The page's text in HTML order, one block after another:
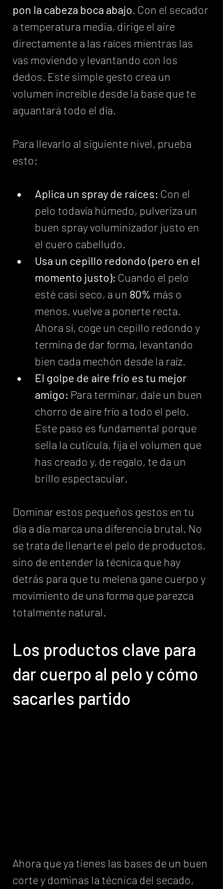
pon la cabeza boca abajo . Con el secador
a temperatura media, dirige el aire
directamente a las raíces mientras las
vas moviendo y levantando con los
dedos. Este simple gesto crea un
volumen increíble desde la base que te
aguantará todo el día.
Para llevarlo al siguiente nivel, prueba
esto:
Aplica un spray de raíces: Con el
pelo todavía húmedo, pulveriza un
buen spray voluminizador justo en
el cuero cabelludo.
Usa un cepillo redondo (pero en el
momento justo): Cuando el pelo
esté casi seco, a un 80% más o
menos, vuelve a ponerte recta.
Ahora sí, coge un cepillo redondo y
termina de dar forma, levantando
bien cada mechón desde la raíz.
El golpe de aire frío es tu mejor
amigo: Para terminar, dale un buen
chorro de aire frío a todo el pelo.
Este paso es fundamental porque
sella la cutícula, fija el volumen que
has creado y, de regalo, te da un
brillo espectacular.
Dominar estos pequeños gestos en tu
día a día marca una diferencia brutal. No
se trata de llenarte el pelo de productos,
sino de entender la técnica que hay
detrás para que tu melena gane cuerpo y
movimiento de una forma que parezca
totalmente natural.
Los productos clave para
dar cuerpo al pelo y cómo
sacarles partido
Ahora que ya tienes las bases de un buen
corte y dominas la técnica del secado,